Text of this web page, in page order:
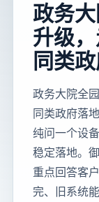
政务
升级
同类
政务大院全
同类政府落
纯问一个设
稳定落地。
重点回答客
完、旧系统